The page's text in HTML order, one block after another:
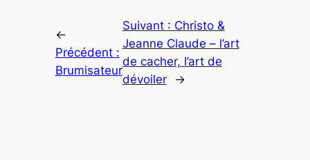
←
Précédent :
Brumisateur
Suivant : Christo &
Jeanne Claude – l’art
de cacher, l’art de
dévoiler
→